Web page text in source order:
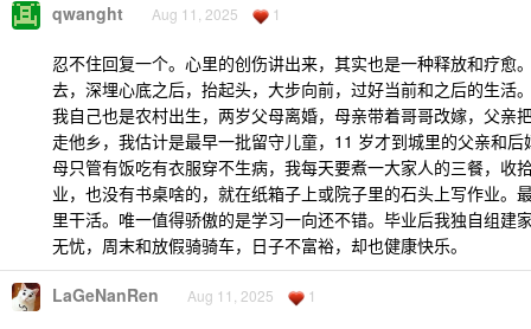
qwanght Aug 11, 2025 1
忍不住回复一个。心里的创伤讲出来，其实也是一种释放和疗愈
去，深埋心底之后，抬起头，大步向前，过好当前和之后的生活
我自己也是农村出生，两岁父母离婚，母亲带着哥哥改嫁，父亲
走他乡，我估计是最早一批留守儿童，11 岁才到城里的父亲和
母只管有饭吃有衣服穿不生病，我每天要煮一大家人的三餐，收
业，也没有书桌啥的，就在纸箱子上或院子里的石头上写作业。
里干活。唯一值得骄傲的是学习一向还不错。毕业后我独自组建
无忧，周末和放假骑骑车，日子不富裕，却也健康快乐。
LaGeNanRen Aug 11, 2025 1